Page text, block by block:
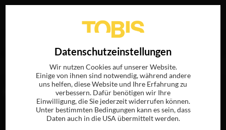
„Ryan Kavanaugh“
Datenschutzeinstellungen
Wir nutzen Cookies auf unserer Website.
Einige von ihnen sind notwendig, während andere
uns helfen, diese Website und Ihre Erfahrung zu
verbessern. Dafür benötigen wir Ihre
Einwilligung, die Sie jederzeit widerrufen können.
Unter bestimmten Bedingungen kann es sein, dass
Daten auch in die USA übermittelt werden.